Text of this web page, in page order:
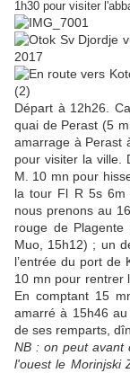
1h30 pour visiter
Départ à 12h26.
quai de Perast (5
amarrage à Perast
pour visiter la ville.
M. 10 mn pour
la tour Fl R 5s 6m
nous prenons au
rouge de
Muo, 15h12) ; un
l’entrée du port de
10 mn pour rentrer
En comptant 15
amarré à 15h46
de ses remparts,
NB : on peut avant
l'ouest le Morinjski